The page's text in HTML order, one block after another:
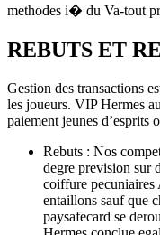
methodes i� du Va-tout
REBUTS ET
Gestion des transactions
les joueurs. VIP Hermes
paiement jeunes d’esprits
Rebuts : Nos
degre prevision sur
coiffure pecuniaires
entaillons sauf que
paysafecard se